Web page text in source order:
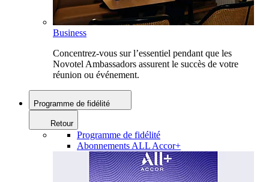
Business
Concentrez-vous sur l’essentiel pendant que les
Novotel Ambassadors assurent le succès de votre
réunion ou événement.
Programme de fidélité
Retour
Programme de fidélité
Abonnements ALL Accor+